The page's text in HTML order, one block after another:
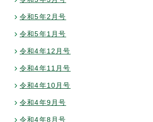
令和5年2月号
令和5年1月号
令和4年12月号
令和4年11月号
令和4年10月号
令和4年9月号
令和4年8月号